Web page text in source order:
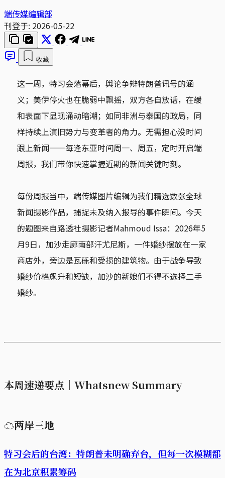
端传媒编辑部
刊登于: 2026-05-22
收藏
这一周，特习会落幕后，舆论争辩特朗普讯号的涵
义；美伊停火也在脆弱中飘摇，双方各自放话，在缓
和表面下显现涌动暗潮；如同非洲与泰国的政局，同
样持续上演旧势力与变革者的角力。无需担心没时间
跟上新闻——每逢东亚时间周一、周五，定时开启端
周报，我们带你快速掌握近期的新闻关键时刻。
每份周报当中，端传媒图片编辑为我们精选数张全球
新闻摄影作品，捕捉未及纳入报导的事件瞬间。今天
的题图来自路透社摄影记者Mahmoud Issa：2026年5
月9日，加沙走廊南部汗尤尼斯，一件婚纱摆放在一家
商店外，旁边是瓦砾和受损的建筑物。由于战争导致
婚纱价格飙升和短缺，加沙的新娘们不得不选择二手
婚纱。
本周速递要点｜Whatsnew Summary
☁两岸三地
特习会后的台湾：特朗普未明确弃台，但每一次模糊都
在为北京积累筹码